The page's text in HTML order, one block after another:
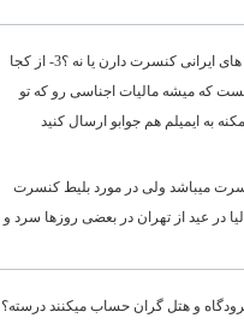
سلام 1- میخواستم مراکز خرید ارزان در انتالیا رو معرفی کنید2-آیا تو نوروز خواننده های ایرانی کنسرت دارن یا نه ؟3- از کجا
فرودگاه جایی هست که میشه مالیات اجناسی رو که تو
کنسرت میباشد ولی در مورد بلیط کنسرت
در عید از تهران در بعضی روزها سرد و
و هتل گران حساب میکنند درسته؟